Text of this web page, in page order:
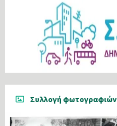
Συλλογή φωτογραφιών